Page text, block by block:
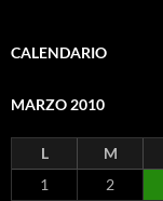
CALENDARIO
MARZO 2010
L M
1
2